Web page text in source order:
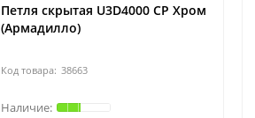
Петля скрытая U3D4000 CP Хром
(Армадилло)
38663